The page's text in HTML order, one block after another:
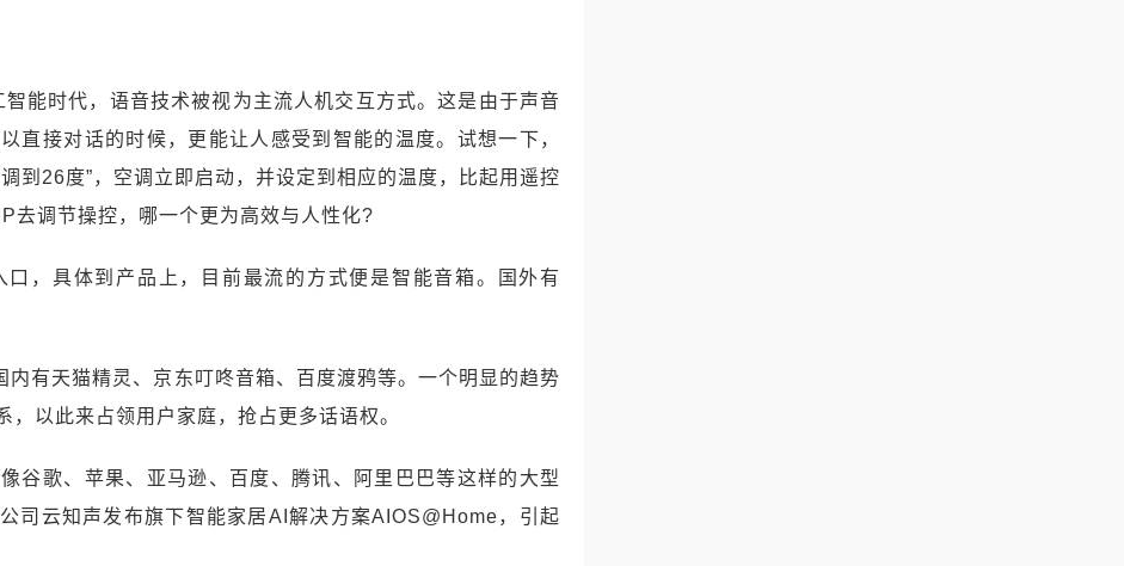
能时代，语音技术被视为主流人机交互方式。这是由于声音
直接对话的时候，更能让人感受到智能的温度。试想一下，
到26度”，空调立即启动，并设定到相应的温度，比起用遥控
去调节操控，哪一个更为高效与人性化?
，具体到产品上，目前最流的方式便是智能音箱。国外有
有天猫精灵、京东叮咚音箱、百度渡鸦等。一个明显的趋势
以此来占领用户家庭，抢占更多话语权。
谷歌、苹果、亚马逊、百度、腾讯、阿里巴巴等这样的大型
司云知声发布旗下智能家居AI解决方案AIOS@Home，引起